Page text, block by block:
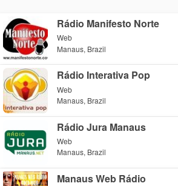
Rádio Manifesto Norte
Web
Manaus, Brazil
Rádio Interativa Pop
Web
Manaus, Brazil
Rádio Jura Manaus
Web
Manaus, Brazil
Manaus Web Rádio